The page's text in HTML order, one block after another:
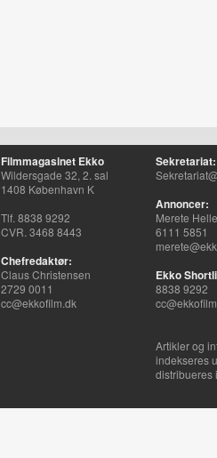
Filmmagasinet Ekko
Wildersgade 32, 2. sal
1408 København K
Tlf. 8838 9292
CVR. 3468 8443
Chefredaktør:
Claus Christensen
2729 0011
cc@ekkofilm.dk
Sekretariat:
Annoncer:
Merete
6111 5851
Ekko
8838 9292
Artikler og
indekseres
distribueres